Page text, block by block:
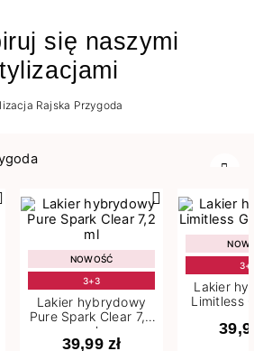
się naszymi
Rajska Przygoda
NOWOŚĆ
3+3
Lakier hybrydowy
Pure Spark Clear 7,2
ml
39,99 zł
Lakier
Limitless